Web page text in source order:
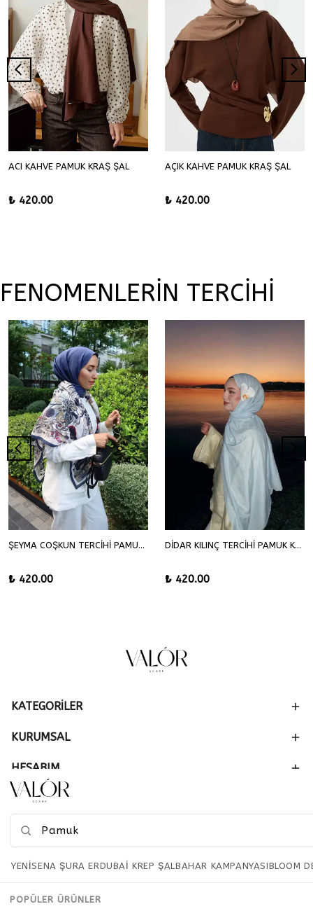
ACI KAHVE PAMUK KRAŞ ŞAL
₺ 420.00
AÇIK KAHVE PAMUK KRAŞ ŞAL
₺ 420.00
FENOMENLERİN TERCİHİ
ŞEYMA COŞKUN TERCİHİ PAMUK KRAŞ ŞAL
₺ 420.00
DİDAR KILINÇ TERCİHİ PAMUK KRAŞ ŞAL
₺ 420.00
KATEGORİLER
KURUMSAL
HESABIM
SİPARİŞ
YENİSENA ŞURA ERDUBAİ KREP ŞALBAHAR KAMPANYASIBLOOM
POPÜLER ÜRÜNLER